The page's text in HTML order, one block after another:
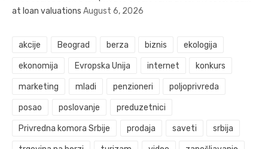
at loan valuations August 6, 2026
akcije Beograd berza biznis ekologija
ekonomija Evropska Unija internet konkurs
marketing mladi penzioneri poljoprivreda
posao poslovanje preduzetnici
Privredna komora Srbije prodaja saveti srbija